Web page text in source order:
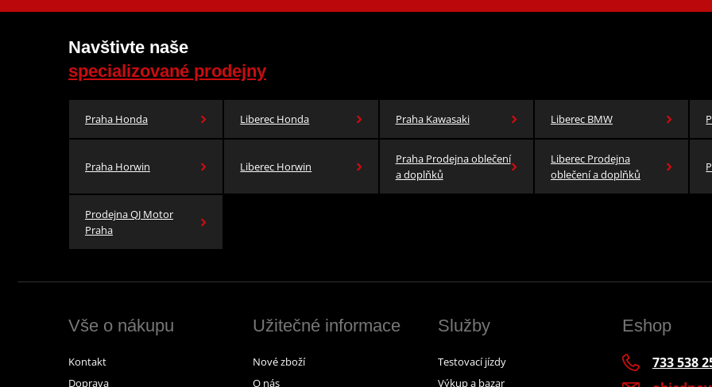
Navštivte naše
specializované prodejny
Praha Honda Liberec Honda Praha Kawasaki Liberec BMW
Praha Horwin Liberec Horwin
Praha Prodejna oblečení
a doplňků
Liberec Prodejna
oblečení a doplňků
Prodejna QJ Motor
Praha
Vše o nákupu
Kontakt
Doprava
Užitečné informace
Nové zboží
O nás
Služby
Testovací jízdy
Výkup a bazar
Eshop
733 538